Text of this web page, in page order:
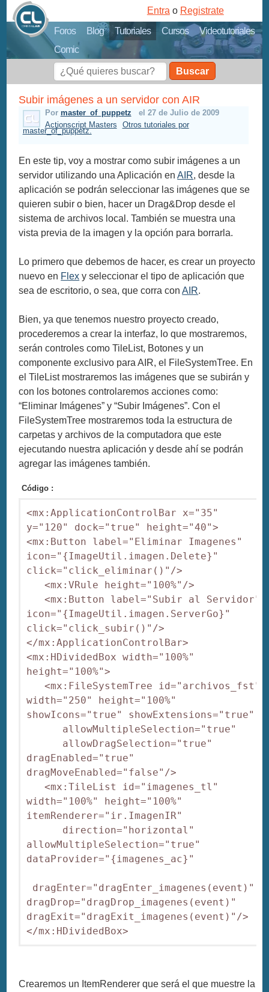
Foros Blog Tutoriales Cursos
Videotutoriales
Comic
Entra o Registrate
Buscar
Subir imágenes a un servidor con AIR
Por master_of_puppetz
el 27 de Julio de 2009
Actionscript Masters
Otros tutoriales por
master_of_puppetz.
En este tip, voy a mostrar como subir imágenes a un
servidor utilizando una Aplicación enAIR, desde la
aplicación se podrán seleccionar las imágenes que se
quieren subir o bien, hacer un Drag&Drop desde el
sistema de archivos local. También se muestra una
vista previa de la imagen y la opción para borrarla.
Lo primero que debemos de hacer, es crear un proyecto
nuevo en Flex y seleccionar el tipo de aplicación que
sea de escritorio, o sea, que corra conAIR.
Bien, ya que tenemos nuestro proyecto creado,
procederemos a crear la interfaz, lo que mostraremos,
serán controles como TileList, Botones y un
componente exclusivo para AIR, el FileSystemTree. En
el TileList mostraremos las imágenes que se subirán y
con los botones controlaremos acciones como:
“Eliminar Imágenes” y “Subir Imágenes”. Con el
FileSystemTree mostraremos toda la estructura de
carpetas y archivos de la computadora que este
ejecutando nuestra aplicación y desde ahí se podrán
agregar las imágenes también.
Código :
<mx:ApplicationControlBar x="35"
y="120" dock="true" height="40">
<mx:Button label="Eliminar Imagenes"
icon="{ImageUtil.imagen.Delete}"
click="click_eliminar()"/>
<mx:VRule height="100%"/>
<mx:Button label="Subir al Servidor"
icon="{ImageUtil.imagen.ServerGo}"
click="click_subir()"/>
</mx:ApplicationControlBar>
<mx:HDividedBox width="100%"
height="100%">
<mx:FileSystemTree id="archivos_fst"
width="250" height="100%"
showIcons="true" showExtensions="true"
allowMultipleSelection="true"
allowDragSelection="true"
dragEnabled="true"
dragMoveEnabled="false"/>
<mx:TileList id="imagenes_tl"
width="100%" height="100%"
itemRenderer="ir.ImagenIR"
direction="horizontal"
allowMultipleSelection="true"
dataProvider="{imagenes_ac}"
dragEnter="dragEnter_imagenes(event)"
dragDrop="dragDrop_imagenes(event)"
dragExit="dragExit_imagenes(event)"/>
</mx:HDividedBox>
Crearemos un ItemRenderer que será el que muestre la